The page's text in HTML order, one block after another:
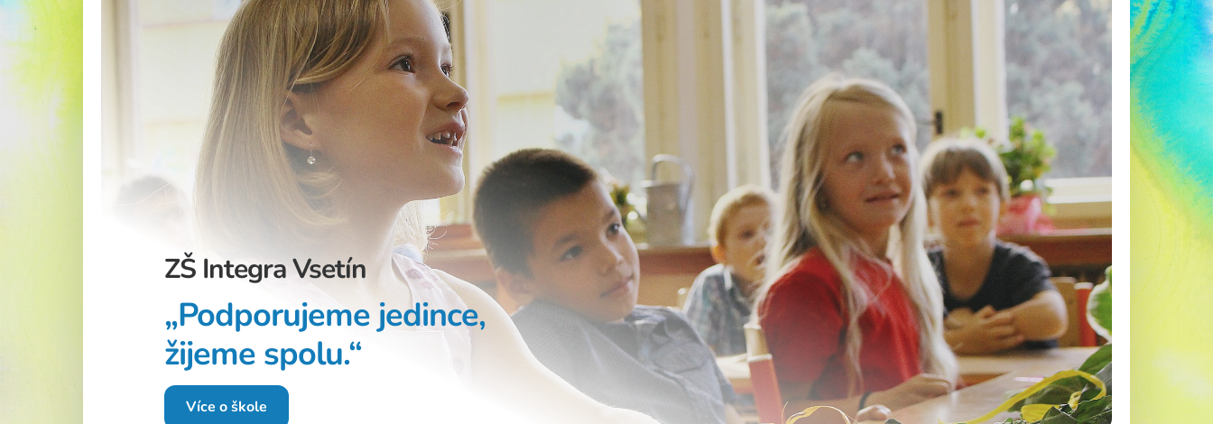
Školní dokumenty
Realizované projekty
Adopce na dálku
Asistenti pedagoga
Napište nám
ZŠ Integra Vsetín
„Podporujeme jedince,
žijeme spolu.“
Více o škole